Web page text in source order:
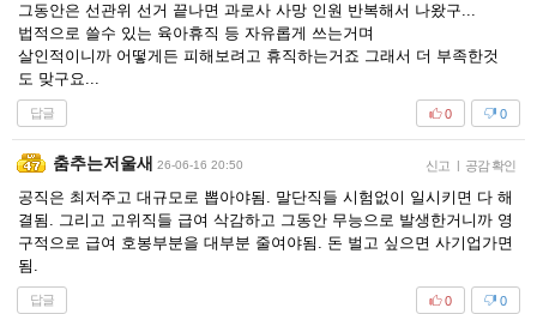
그동안은 선관위 선거 끝나면 과로사 사망 인원 반복해서 나왔구...
법적으로 쓸수 있는 육아휴직 등 자유롭게 쓰는거며
살인적이니까 어떻게든 피해보려고 휴직하는거죠 그래서 더 부족한것
도 맞구요...
답글 0
0
춤추는저울새 26-06-16 20:50 신고 | 공감 확인
공직은 최저주고 대규모로 뽑아야됨. 말단직들 시험없이 일시키면 다 해
결됨. 그리고 고위직들 급여 삭감하고 그동안 무능으로 발생한거니까 영
구적으로 급여 호봉부분을 대부분 줄여야됨. 돈 벌고 싶으면 사기업가면
됨.
답글 0
0